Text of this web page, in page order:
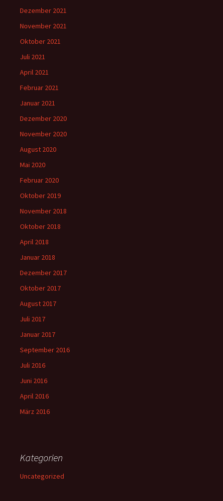
Dezember 2021
November 2021
Oktober 2021
Juli 2021
April 2021
Februar 2021
Januar 2021
Dezember 2020
November 2020
August 2020
Mai 2020
Februar 2020
Oktober 2019
November 2018
Oktober 2018
April 2018
Januar 2018
Dezember 2017
Oktober 2017
August 2017
Juli 2017
Januar 2017
September 2016
Juli 2016
Juni 2016
April 2016
März 2016
Kategorien
Uncategorized